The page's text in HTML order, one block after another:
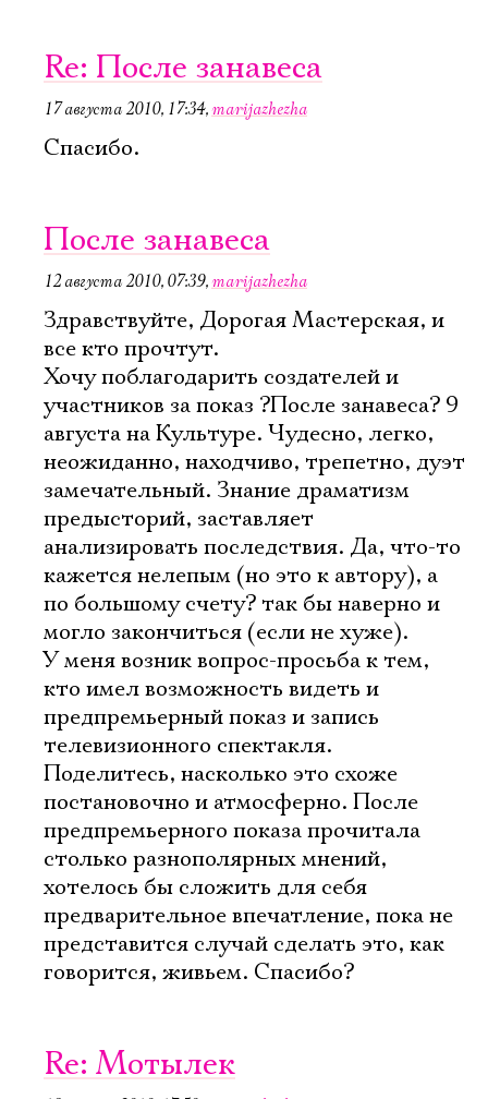
Re: После занавеса
17 августа 2010, 17:34,marijazhezha
Спасибо.
После занавеса
12 августа 2010, 07:39,marijazhezha
Здравствуйте, Дорогая Мастерская, и
все кто прочтут.
Хочу поблагодарить создателей и
участников за показ ?После занавеса? 9
августа на Культуре. Чудесно, легко,
неожиданно, находчиво, трепетно, дуэт
замечательный. Знание драматизм
предысторий, заставляет
анализировать последствия. Да, что-то
кажется нелепым (но это к автору), а
по большому счету? так бы наверно и
могло закончиться (если не хуже).
У меня возник вопрос-просьба к тем,
кто имел возможность видеть и
предпремьерный показ и запись
телевизионного спектакля.
Поделитесь, насколько это схоже
постановочно и атмосферно. После
предпремьерного показа прочитала
столько разнополярных мнений,
хотелось бы сложить для себя
предварительное впечатление, пока не
представится случай сделать это, как
говорится, живьем. Спасибо?
Re: Мотылек